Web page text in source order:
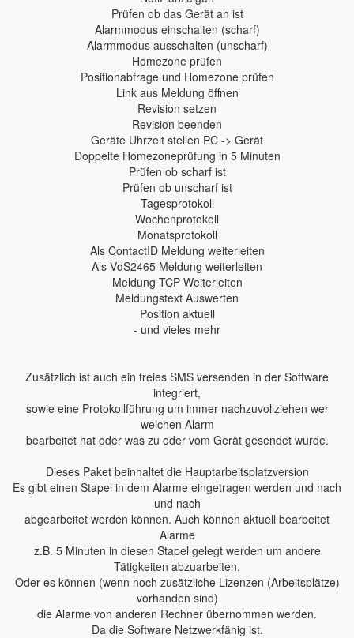
Prüfen ob das Gerät an ist
Alarmmodus einschalten (scharf)
Alarmmodus ausschalten (unscharf)
Homezone prüfen
Positionabfrage und Homezone prüfen
Link aus Meldung öffnen
Revision setzen
Revision beenden
Geräte Uhrzeit stellen PC -> Gerät
Doppelte Homezoneprüfung in 5 Minuten
Prüfen ob scharf ist
Prüfen ob unscharf ist
Tagesprotokoll
Wochenprotokoll
Monatsprotokoll
Als ContactID Meldung weiterleiten
Als VdS2465 Meldung weiterleiten
Meldung TCP Weiterleiten
Meldungstext Auswerten
Position aktuell
- und vieles mehr
Zusätzlich ist auch ein freies SMS versenden in der Software
integriert,
sowie eine Protokollführung um immer nachzuvollziehen wer
welchen Alarm
bearbeitet hat oder was zu oder vom Gerät gesendet wurde.
Dieses Paket beinhaltet die Hauptarbeitsplatzversion
Es gibt einen Stapel in dem Alarme eingetragen werden und nach
und nach
abgearbeitet werden können. Auch können aktuell bearbeitet
Alarme
z.B. 5 Minuten in diesen Stapel gelegt werden um andere
Tätigkeiten abzuarbeiten.
Oder es können (wenn noch zusätzliche Lizenzen (Arbeitsplätze)
vorhanden sind)
die Alarme von anderen Rechner übernommen werden.
Da die Software Netzwerkfähig ist.